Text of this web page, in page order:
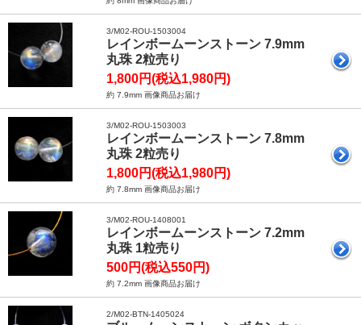
3/M02-ROU-1503004
レインボームーンストーン 7.9mm
丸珠 2粒売り
1,800円(税込1,980円)
約 7.9mm 画像商品お届け
3/M02-ROU-1503003
レインボームーンストーン 7.8mm
丸珠 2粒売り
1,800円(税込1,980円)
約 7.8mm 画像商品お届け
3/M02-ROU-1408001
レインボームーンストーン 7.2mm
丸珠 1粒売り
500円(税込550円)
約 7.2mm 画像商品お届け
2/M02-BTN-1405024